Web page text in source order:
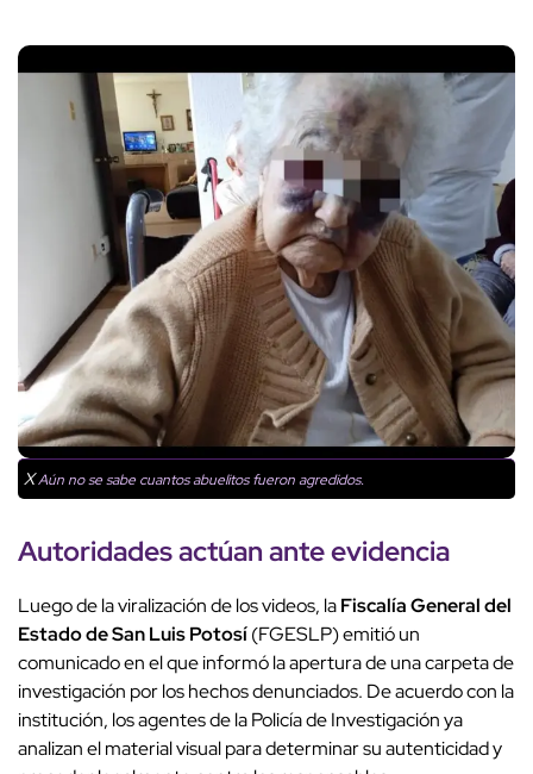
XAún no se sabe cuantos abuelitos fueron agredidos.
Autoridades actúan ante evidencia
Luego de la viralización de los videos, laFiscalía General del
Estado de San Luis Potosí(FGESLP) emitió un
comunicado en el que informó la apertura de una carpeta de
investigación por los hechos denunciados. De acuerdo con la
institución, los agentes de la Policía de Investigación ya
analizan el material visual para determinar su autenticidad y